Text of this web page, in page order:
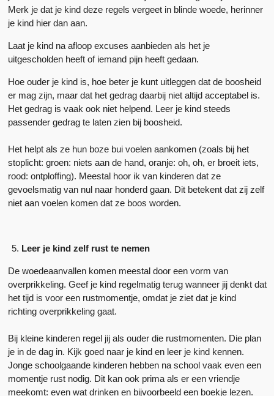
Merk je dat je kind deze regels vergeet in blinde woede, herinner
je kind hier dan aan.
Laat je kind na afloop excuses aanbieden als het je
uitgescholden heeft of iemand pijn heeft gedaan.
Hoe ouder je kind is, hoe beter je kunt uitleggen dat de boosheid
er mag zijn, maar dat het gedrag daarbij niet altijd acceptabel is.
Het gedrag is vaak ook niet helpend. Leer je kind steeds
passender gedrag te laten zien bij boosheid.
Het helpt als ze hun boze bui voelen aankomen (zoals bij het
stoplicht: groen: niets aan de hand, oranje: oh, oh, er broeit iets,
rood: ontploffing). Meestal hoor ik van kinderen dat ze
gevoelsmatig van nul naar honderd gaan. Dit betekent dat zij zelf
niet aan voelen komen dat ze boos worden.
Leer je kind zelf rust te nemen
De woedeaanvallen komen meestal door een vorm van
overprikkeling. Geef je kind regelmatig terug wanneer jij denkt dat
het tijd is voor een rustmomentje, omdat je ziet dat je kind
richting overprikkeling gaat.
Bij kleine kinderen regel jij als ouder die rustmomenten. Die plan
je in de dag in. Kijk goed naar je kind en leer je kind kennen.
Jonge schoolgaande kinderen hebben na school vaak even een
momentje rust nodig. Dit kan ook prima als er een vriendje
meekomt: even wat drinken en bijvoorbeeld een boekje lezen.